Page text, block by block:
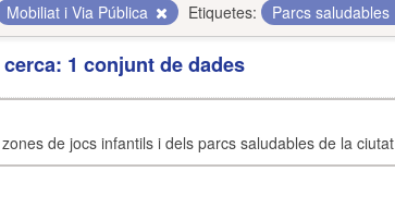
Mobiliat i Via Pública Etiquetes: Parcs saludables
1 conjunt de dades
de jocs infantils i dels parcs saludables de la ciutat